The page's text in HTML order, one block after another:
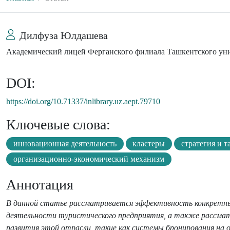
Дилфуза Юлдашева
Академический лицей Ферганского филиала Ташкентского
DOI:
https://doi.org/10.71337/inlibrary.uz.aept.79710
Ключевые слова:
инновационная деятельность кластеры
стратегия и
организационно-экономический механизм
Аннотация
В данной статье рассматривается эффективность
деятельности туристического предприятия, а также
развития этой отрасли, такие как системы бронирования на